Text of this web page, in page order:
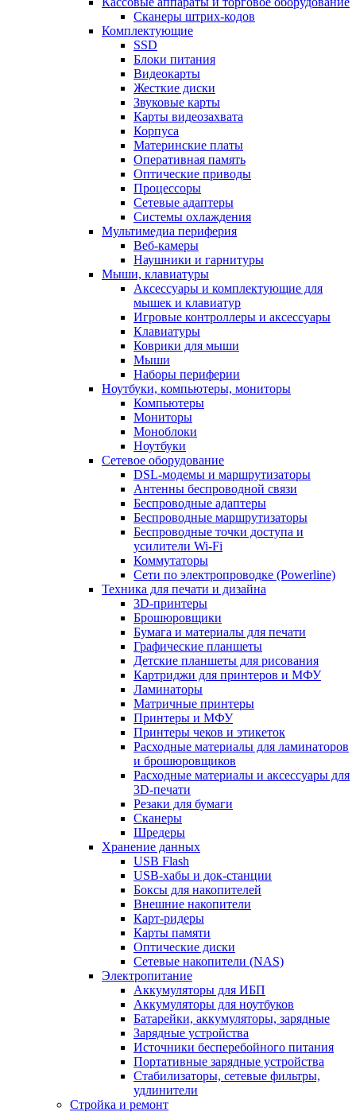
Сканеры штрих-кодов
Комплектующие
SSD
Блоки питания
Видеокарты
Жесткие диски
Звуковые карты
Карты видеозахвата
Корпуса
Материнские платы
Оперативная память
Оптические приводы
Процессоры
Сетевые адаптеры
Системы охлаждения
Мультимедиа периферия
Веб-камеры
Наушники и гарнитуры
Мыши, клавиатуры
Аксессуары и комплектующие для
мышек и клавиатур
Игровые контроллеры и аксессуары
Клавиатуры
Коврики для мыши
Мыши
Наборы периферии
Ноутбуки, компьютеры, мониторы
Компьютеры
Мониторы
Моноблоки
Ноутбуки
Сетевое оборудование
DSL-модемы и маршрутизаторы
Антенны беспроводной связи
Беспроводные адаптеры
Беспроводные маршрутизаторы
Беспроводные точки доступа и
усилители Wi-Fi
Коммутаторы
Сети по электропроводке (Powerline)
Техника для печати и дизайна
3D-принтеры
Брошюровщики
Бумага и материалы для печати
Графические планшеты
Детские планшеты для рисования
Картриджи для принтеров и МФУ
Ламинаторы
Матричные принтеры
Принтеры и МФУ
Принтеры чеков и этикеток
Расходные материалы для ламинаторов
и брошюровщиков
Расходные материалы и аксессуары для
3D-печати
Резаки для бумаги
Сканеры
Шредеры
Хранение данных
USB Flash
USB-хабы и док-станции
Боксы для накопителей
Внешние накопители
Карт-ридеры
Карты памяти
Оптические диски
Сетевые накопители (NAS)
Электропитание
Аккумуляторы для ИБП
Аккумуляторы для ноутбуков
Батарейки, аккумуляторы, зарядные
Зарядные устройства
Источники бесперебойного питания
Портативные зарядные устройства
Стабилизаторы, сетевые фильтры,
удлинители
Стройка и ремонт